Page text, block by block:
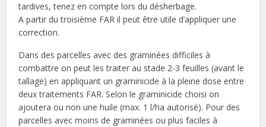
tardives, tenez en compte lors du désherbage.
A partir du troisième FAR il peut être utile d’appliquer une
correction.
Dans des parcelles avec des graminées difficiles à
combattre on peut les traiter au stade 2-3 feuilles (avant le
tallage) en appliquant un graminicide à la pleine dose entre
deux traitements FAR. Selon le graminicide choisi on
ajoutera ou non une huile (max. 1 l/ha autorisé). Pour des
parcelles avec moins de graminées ou plus faciles à